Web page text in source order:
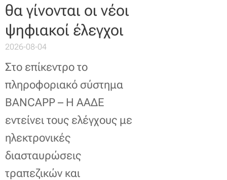
θα γίνονται οι νέοι
ψηφιακοί έλεγχοι
2026-08-04
Στο επίκεντρο το
πληροφοριακό σύστημα
BANCAPP – Η ΑΑΔΕ
εντείνει τους ελέγχους με
ηλεκτρονικές
διασταυρώσεις
τραπεζικών και